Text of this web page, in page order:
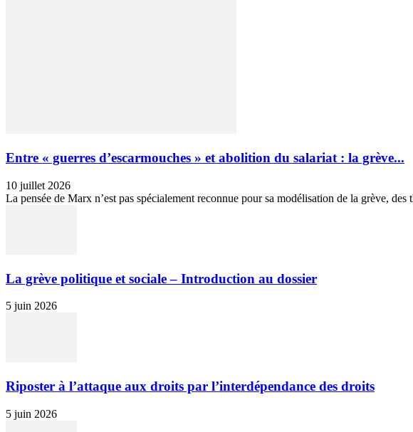
Entre « guerres d’escarmouches » et abolition du salariat : la grève...
10 juillet 2026
La pensée de Marx n’est pas spécialement reconnue pour sa modélisation de la grève,
La grève politique et sociale – Introduction au dossier
5 juin 2026
Riposter à l’attaque aux droits par l’interdépendance des droits
5 juin 2026